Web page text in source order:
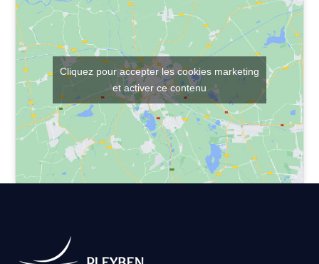
Cliquez pour accepter les cookies marketing
et activer ce contenu